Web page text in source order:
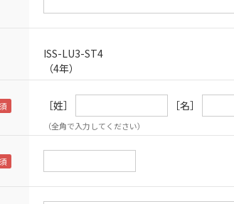
ISS-LU3-ST4
（4年）
［姓］ ［名］
（全角で入力してください）